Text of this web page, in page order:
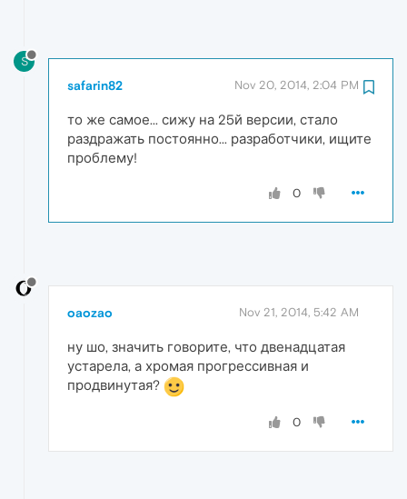
S
safarin82 Nov 20, 2014, 2:04 PM
то же самое... сижу на 25й версии, стало
раздражать постоянно... разработчики, ищите
проблему!
0
oaozao Nov 21, 2014, 5:42 AM
ну шо, значить говорите, что двенадцатая
устарела, а хромая прогрессивная и
продвинутая?
0